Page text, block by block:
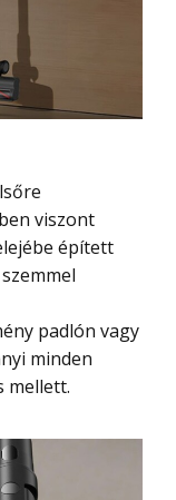
viszont
épített
padlón vagy
minden
mellett.